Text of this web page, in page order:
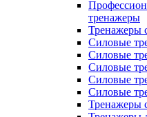
тренажеры
Тренажеры
Силовые
Силовые
Силовые
Силовые
Силовые
Тренажеры